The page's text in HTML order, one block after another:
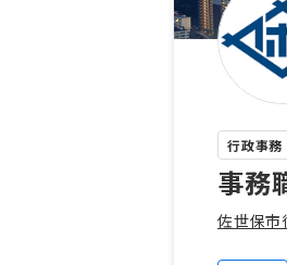
行政事務
事務
佐世保市